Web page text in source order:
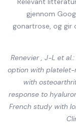
gjennom
gonartrose, og gir
Renevier , J-L et
option with
with
response to
French study with